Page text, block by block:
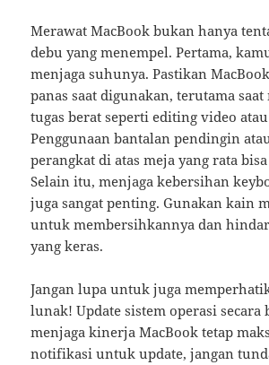
Merawat MacBook bukan hanya
debu yang menempel. Pertama,
menjaga suhunya. Pastikan
panas saat digunakan, terutama
tugas berat seperti editing video
Penggunaan bantalan pendingin
perangkat di atas meja yang rata
Selain itu, menjaga kebersihan
juga sangat penting. Gunakan kain
untuk membersihkannya dan
yang keras.
Jangan lupa untuk juga
lunak! Update sistem operasi secara
menjaga kinerja MacBook tetap
notifikasi untuk update, jangan